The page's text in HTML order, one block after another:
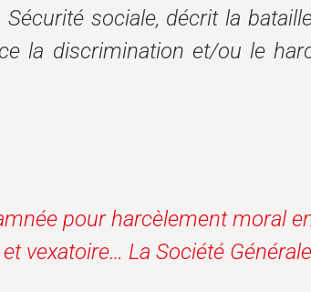
sociale, décrit la
la discrimination et/ou le
pour harcèlement moral
vexatoire… La Société